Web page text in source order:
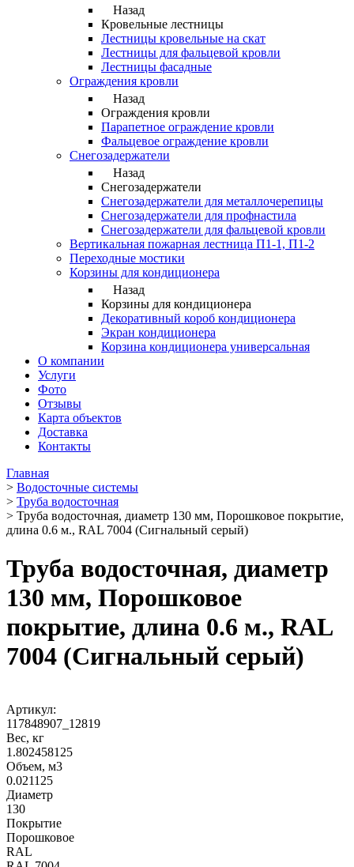
Назад
Кровельные лестницы
Лестницы кровельные на скат
Лестницы для фальцевой кровли
Лестницы фасадные
Ограждения кровли
Назад
Ограждения кровли
Парапетное ограждение кровли
Фальцевое ограждение кровли
Снегозадержатели
Назад
Снегозадержатели
Снегозадержатели для металлочерепицы
Снегозадержатели для профнастила
Снегозадержатели для фальцевой кровли
Вертикальная пожарная лестница П1-1, П1-2
Переходные мостики
Корзины для кондиционера
Назад
Корзины для кондиционера
Декоративный короб кондиционера
Экран кондиционера
Корзина кондиционера универсальная
О компании
Услуги
Фото
Отзывы
Карта объектов
Доставка
Контакты
Главная
> Водосточные системы
> Труба водосточная
> Труба водосточная, диаметр 130 мм, Порошковое покрытие,
длина 0.6 м., RAL 7004 (Сигнальный серый)
Труба водосточная, диаметр
130 мм, Порошковое
покрытие, длина 0.6 м., RAL
7004 (Сигнальный серый)
Артикул:
117848907_12819
Вес, кг
1.802458125
Объем, м3
0.021125
Диаметр
130
Покрытие
Порошковое
RAL